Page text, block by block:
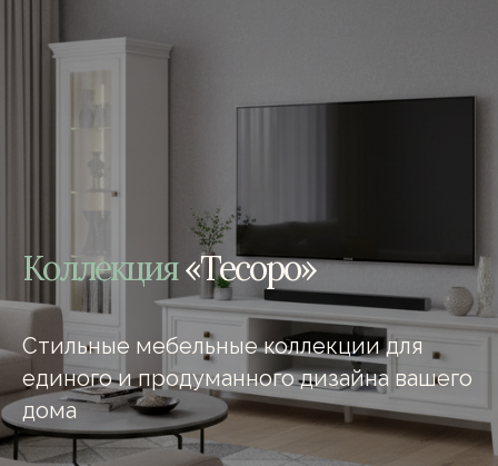
Коллекция«Тесоро»
Стильные мебельные коллекции для
единого и продуманного дизайна вашего
дома